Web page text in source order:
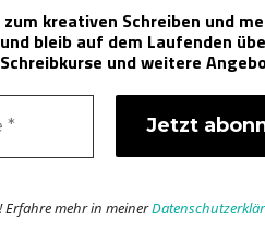
kreativen Schreiben und
bleib auf dem Laufenden
und weitere
Erfahre mehr in meiner